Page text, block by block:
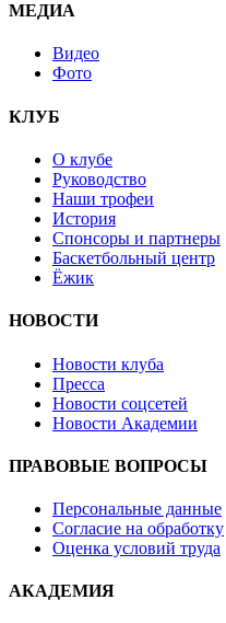
МЕДИА
Видео
Фото
КЛУБ
О клубе
Руководство
Наши трофеи
История
Спонсоры и партнеры
Баскетбольный центр
Ёжик
НОВОСТИ
Новости клуба
Пресса
Новости соцсетей
Новости Академии
ПРАВОВЫЕ ВОПРОСЫ
Персональные данные
Согласие на обработку
Оценка условий труда
АКАДЕМИЯ